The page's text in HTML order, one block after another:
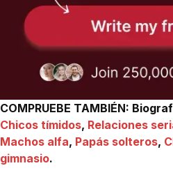
COMPRUEBE TAMBIÉN:
Chicos tímidos, Relaciones
Machos alfa, Papás solteros,
gimnasio.